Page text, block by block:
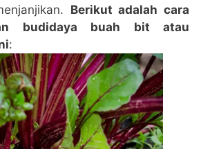
Berikut adalah cara
budidaya buah bit atau
: